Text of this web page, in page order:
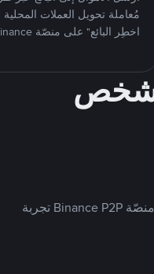
مُعاملة تحويل العملات المحلية
اخطِر البائع" على منصّة Binance من شخص لشخص.
لشخص
بينما تستهدف العديد من منصّات تداول P2P أسواقًا مُحددة، تُقدّم منصّة Binance P2P تجربة